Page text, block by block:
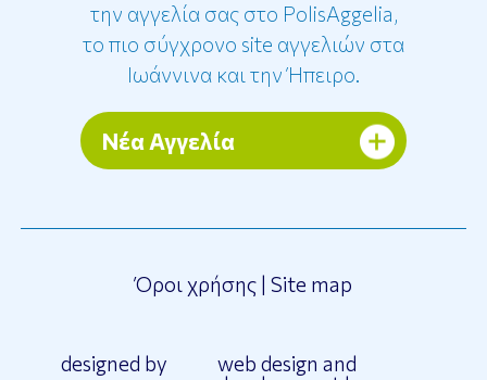
την αγγελία σας στο PolisAggelia,
το πιο σύγχρονο site αγγελιών στα
Ιωάννινα και την Ήπειρο.
Νέα Αγγελία
Όροι χρήσης | Site map
designed by
web design and